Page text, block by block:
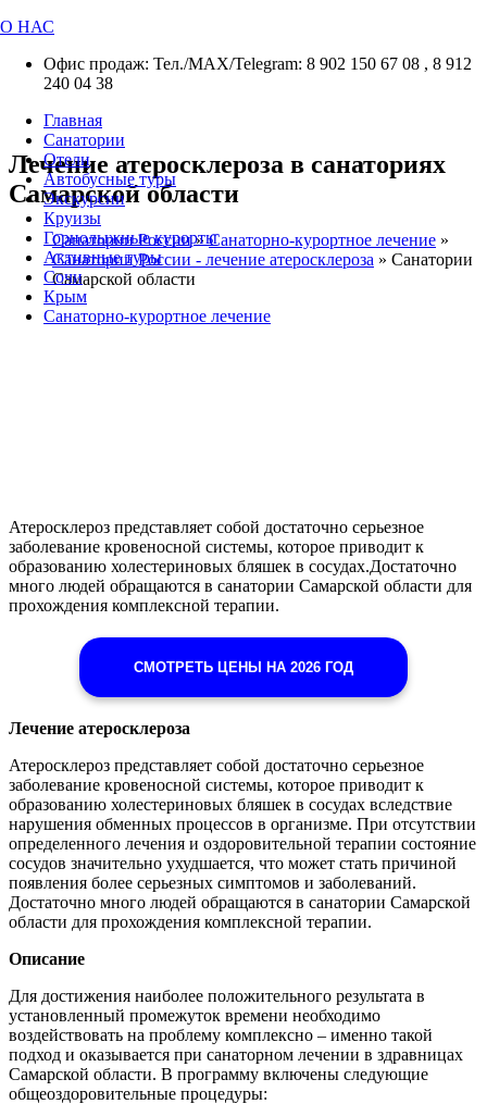
О НАС
Офис продаж: Тел./МАХ/Telegram: 8 902 150 67 08 , 8 912
240 04 38
Главная
Санатории
Отели
Автобусные туры
Экскурсии
Круизы
Горнолыжные курорты
Активные туры
Сочи
Крым
Санаторно-курортное лечение
Лечение атеросклероза в санаториях
Самарской области
Санатории России»Санаторно-курортное лечение »
Санатории России - лечение атеросклероза » Санатории
Самарской области
Атеросклероз представляет собой достаточно серьезное
заболевание кровеносной системы, которое приводит к
образованию холестериновых бляшек в сосудах.Достаточно
много людей обращаются в санатории Самарской области для
прохождения комплексной терапии.
СМОТРЕТЬ ЦЕНЫ НА 2026 ГОД
Лечение атеросклероза
Атеросклероз представляет собой достаточно серьезное
заболевание кровеносной системы, которое приводит к
образованию холестериновых бляшек в сосудах вследствие
нарушения обменных процессов в организме. При отсутствии
определенного лечения и оздоровительной терапии состояние
сосудов значительно ухудшается, что может стать причиной
появления более серьезных симптомов и заболеваний.
Достаточно много людей обращаются в санатории Самарской
области для прохождения комплексной терапии.
Описание
Для достижения наиболее положительного результата в
установленный промежуток времени необходимо
воздействовать на проблему комплексно – именно такой
подход и оказывается при санаторном лечении в здравницах
Самарской области. В программу включены следующие
общеоздоровительные процедуры: